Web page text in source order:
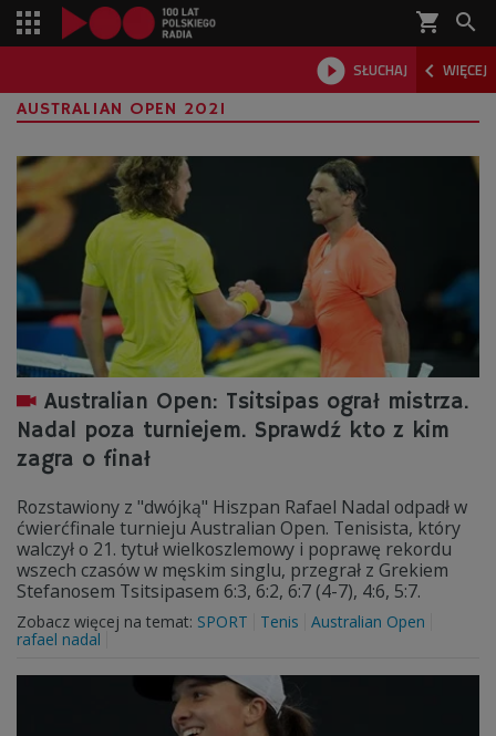
shopping_cart 
 SŁUCHAJ  WIĘCEJ

AUSTRALIAN OPEN 2021
Australian Open: Tsitsipas ograł mistrza.
Nadal poza turniejem. Sprawdź kto z kim
zagra o finał
Rozstawiony z "dwójką" Hiszpan Rafael Nadal odpadł w
ćwierćfinale turnieju Australian Open. Tenisista, który
walczył o 21. tytuł wielkoszlemowy i poprawę rekordu
wszech czasów w męskim singlu, przegrał z Grekiem
Stefanosem Tsitsipasem 6:3, 6:2, 6:7 (4-7), 4:6, 5:7.
Zobacz więcej na temat: SPORT Tenis
Australian Open
rafael nadal